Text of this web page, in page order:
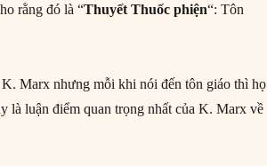
rằng đó là “Thuyết Thuốc phiện“: Tôn
Marx nhưng mỗi khi nói đến tôn giáo thì họ
là luận điểm quan trọng nhất của K. Marx về